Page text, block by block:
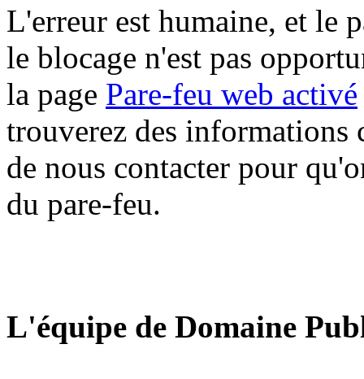
L'erreur est humaine, et le
le blocage n'est pas
la page Pare-feu web activé
trouverez des informations
de nous contacter pour
du pare-feu.
L'équipe de Domaine